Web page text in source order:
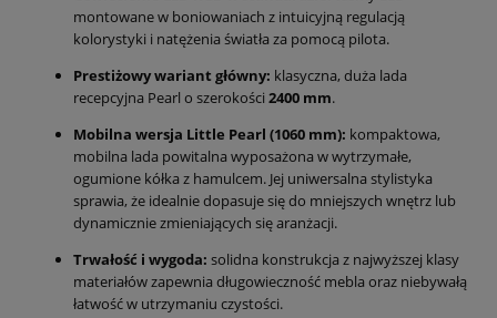
montowane w boniowaniach z intuicyjną regulacją
kolorystyki i natężenia światła za pomocą pilota.
Prestiżowy wariant główny: klasyczna, duża lada
recepcyjna Pearl o szerokości 2400 mm.
Mobilna wersja Little Pearl (1060 mm): kompaktowa,
mobilna lada powitalna wyposażona w wytrzymałe,
ogumione kółka z hamulcem. Jej uniwersalna stylistyka
sprawia, że idealnie dopasuje się do mniejszych wnętrz lub
dynamicznie zmieniających się aranżacji.
Trwałość i wygoda: solidna konstrukcja z najwyższej klasy
materiałów zapewnia długowieczność mebla oraz niebywałą
łatwość w utrzymaniu czystości.